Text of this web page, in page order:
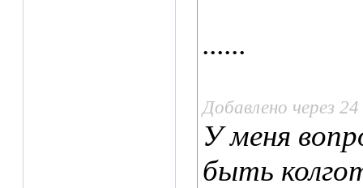
......
Добавлено через
У меня
быть